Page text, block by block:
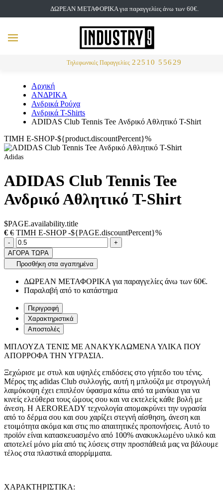
ΔΩΡΕΑΝ ΜΕΤΑΦΟΡΙΚΑ για παραγγελίες άνω των 60€.
Τηλεφωνικές Παραγγελίες 22510 55629
MENU
Αρχική
ΑΝΔΡΙΚΑ
Ανδρικά Ρούχα
Ανδρικά T-Shirts
ADIDAS Club Tennis Tee Ανδρικό Αθλητικό T-Shirt
ΤΙΜΗ E-SHOP-${product.discountPercent}%
Adidas
ADIDAS Club Tennis Tee
Ανδρικό Αθλητικό T-Shirt
$PAGE.availability.title
€ € ΤΙΜΗ E-SHOP -${PAGE.discountPercent}%
Ποσότητα
-product.increase.quantity +
ΑΓΟΡΑ ΤΩΡΑ
Προσθήκη στα αγαπημένα
ΔΩΡΕΑΝ ΜΕΤΑΦΟΡΙΚΑ για παραγγελίες άνω των 60€.
Παραλαβή από το κατάστημα
Περιγραφή
Χαρακτηριστικά
Αποστολές
ΜΠΛΟΥΖΑ ΤΕΝΙΣ ΜΕ ΑΝΑΚΥΚΛΩΜΕΝΑ ΥΛΙΚΑ ΠΟΥ
ΑΠΟΡΡΟΦΑ ΤΗΝ ΥΓΡΑΣΙΑ.
Ξεχώρισε με στυλ και υψηλές επιδόσεις στο γήπεδο του τένις.
Μέρος της adidas Club συλλογής, αυτή η μπλούζα με στρογγυλή
λαιμόκοψη έχει επιπλέον ύφασμα κάτω από τα μανίκια για να
κινείς ελεύθερα τους ώμους σου και να εκτελείς κάθε βολή με
άνεση. Η AEROREADY τεχνολογία απομακρύνει την υγρασία
από το δέρμα σου και σου χαρίζει στεγνή αίσθηση, άνεση και
ετοιμότητα ακόμα και στις πιο απαιτητικές προπονήσεις. Αυτό το
προϊόν είναι κατασκευασμένο από 100% ανακυκλωμένο υλικό και
αποτελεί μόνο μία από τις λύσεις στην προσπάθειά μας να βάλουμε
τέλος στα πλαστικά απορρίμματα.
ΧΑΡΑΚΤΗΡΙΣΤΙΚΑ: